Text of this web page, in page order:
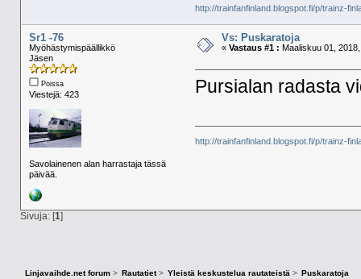
http://trainfanfinland.blogspot.fi/p/trainz-
Sr1 -76
Myöhästymispäällikkö
Jäsen
Poissa
Viestejä: 423
Savolainenen alan harrastaja tässä
päivää.
Vs: Puskaratoja
« Vastaus #1 : Maaliskuu 01,
Pursialan radasta
http://trainfanfinland.blogspot.fi/p/trainz-
Sivuja: [1]
Linjavaihde.net forum> Rautatiet> Yleistä keskustelua rautateistä > Puskaratoja